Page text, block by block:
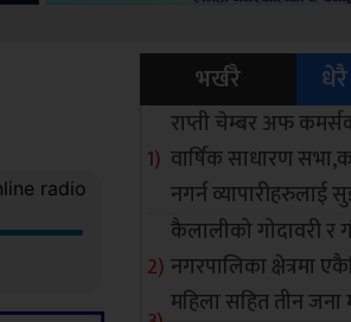
भर्खरै
राप्ती चेम्बर अफ
वार्षिक साधारण
नगर्न व्यापारीहरुलाई
कैलालीको गोदावरी र
नगरपालिका क्षेत्रमा
महिला सहित तीन